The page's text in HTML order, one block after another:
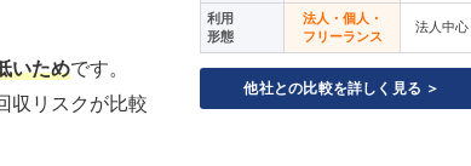
いためです。
収リスクが比較
利用
形態
法人・個人・
フリーランス
法人中心
他社との比較を詳しく見る ＞